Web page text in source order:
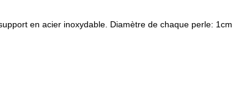
en acier inoxydable. Diamètre de chaque perle: 1cm